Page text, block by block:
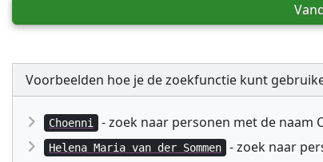
Voorbeelden hoe je de zoekfunctie kunt
Choenni - zoek naar personen met de naam
Helena Maria van der Sommen - zoek naar